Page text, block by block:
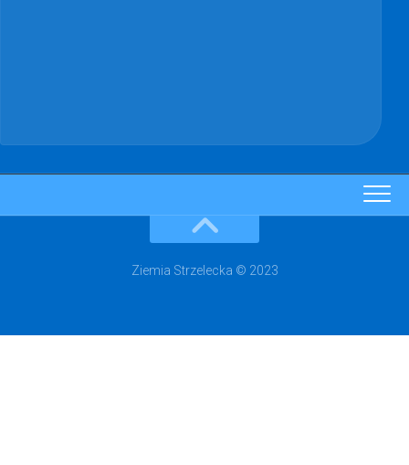
Ziemia Strzelecka © 2023